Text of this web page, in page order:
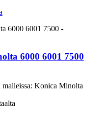
6000 6001 7500
malleissa: Konica Minolta